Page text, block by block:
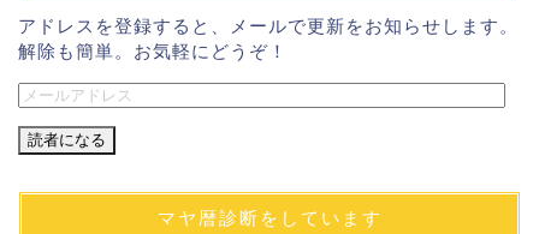
アドレスを登録すると、メールで更新をお知らせします。
解除も簡単。お気軽にどうぞ！
メ
ル
ド
マヤ暦診断をしています